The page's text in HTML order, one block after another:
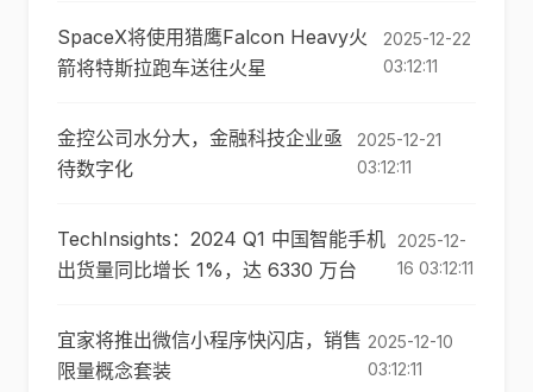
SpaceX将使用猎鹰Falcon Heavy火
箭将特斯拉跑车送往火星
2025-12-22
03:12:11
金控公司水分大，金融科技企业亟
待数字化
2025-12-21
03:12:11
TechInsights：2024 Q1 中国智能手机
出货量同比增长 1%，达 6330 万台
2025-12-
16 03:12:11
宜家将推出微信小程序快闪店，销售
限量概念套装
2025-12-10
03:12:11